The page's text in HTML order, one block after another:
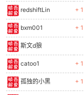
cn
redshiftLin + 1
bxm001 + 1
斯文d狼
catoo1 + 1
孤独的小黑 + 1